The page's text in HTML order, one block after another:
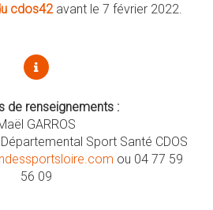
cdos42avant le 7 février 2022.
de renseignements:
GARROS
Sport Santé CDOS
ou 04 77 59
56 09